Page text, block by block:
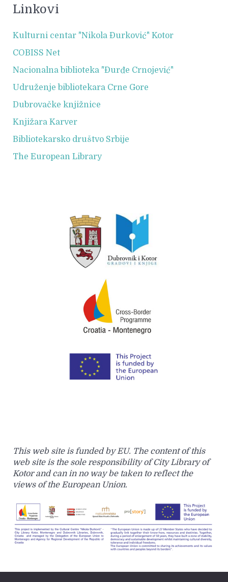
Linkovi
Kulturni centar "Nikola Đurković" Kotor
COBISS Net
Nacionalna biblioteka "Đurđe Crnojević"
Udruženje bibliotekara Crne Gore
Dubrovačke knjižnice
Knjižara Karver
Bibliotekarsko društvo Srbije
The European Library
This web site is funded by EU. The content of this
web site is the sole responsibility of City Library of
Kotor and can in no way be taken to reflect the
views of the European Union.